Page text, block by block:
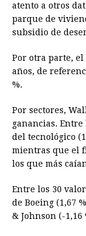
atento a otros
parque de
subsidio de
Por otra parte,
años, de
%.
Por sectores,
ganancias.
del tecnológico
mientras que el
los que más
Entre los 30
de Boeing (1,67
& Johnson (-1,16